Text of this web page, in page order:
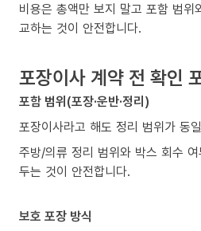
비용은 총액만 보지 말고 포함 범위
교하는 것이 안전합니다.
포장이사 계약 전 확인
포함 범위(포장·운반·정리)
포장이사라고 해도 정리 범위가 동
주방/의류 정리 범위와 박스 회수
두는 것이 안전합니다.
보호 포장 방식